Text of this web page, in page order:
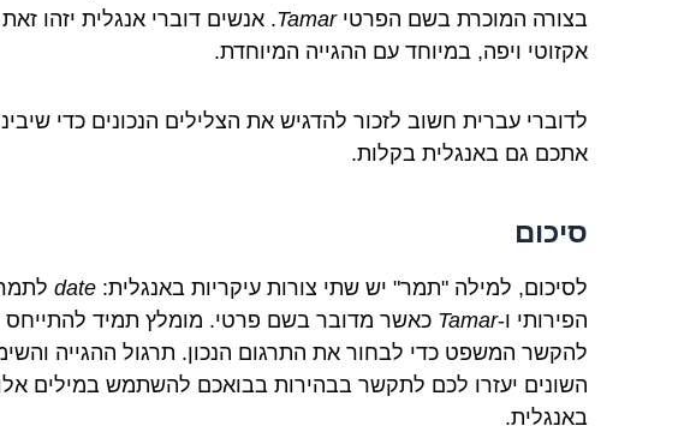
בצורה המוכרת בשם הפרטיTamar. אנשים דוברי אנגלית יזהו
אקזוטי ויפה, במיוחד עם ההגייה המיוחדת.
לדוברי עברית חשוב לזכור להדגיש את הצלילים הנכונים כדי
אתכם גם באנגלית בקלות.
סיכום
לסיכום, למילה "תמר" יש שתי צורות עיקריות באנגלית:date
הפירותי ו-Tamar כאשר מדובר בשם פרטי. מומלץ תמיד להתייחס
להקשר המשפט כדי לבחור את התרגום הנכון. תרגול ההגייה
השונים יעזרו לכם לתקשר בבהירות בבואכם להשתמש במילים
באנגלית.